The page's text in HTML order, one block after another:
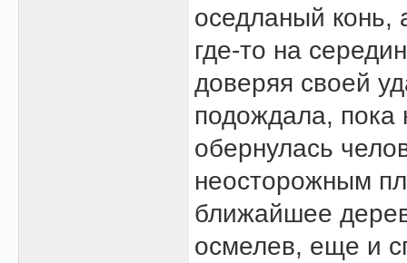
оседланый конь,
где-то на
доверяя своей
подождала, пока
обернулась
неосторожным
ближайшее
осмелев, еще и